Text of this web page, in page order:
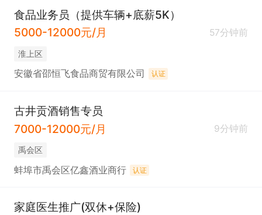
食品业务员（提供车辆+底薪5K）
5000-12000元/月
57分钟前
淮上区
安徽省邵恒飞食品商贸有限公司 认证
古井贡酒销售专员
7000-12000元/月
9分钟前
禹会区
蚌埠市禹会区亿鑫酒业商行 认证
家庭医生推广(双休+保险)